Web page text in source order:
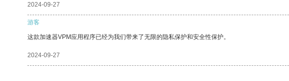
2024-09-27
游客
这款加速器VPM应用程序已经为我们带来了无限的隐私保护和安全性保护。
2024-09-27